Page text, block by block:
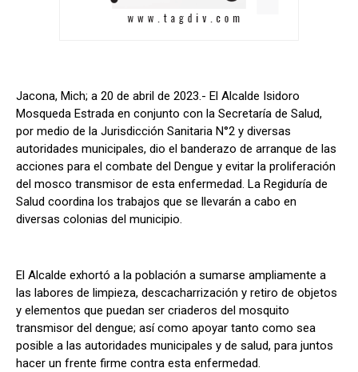
Jacona, Mich; a 20 de abril de 2023.- El Alcalde Isidoro
Mosqueda Estrada en conjunto con la Secretaría de Salud,
por medio de la Jurisdicción Sanitaria N°2 y diversas
autoridades municipales, dio el banderazo de arranque de las
acciones para el combate del Dengue y evitar la proliferación
del mosco transmisor de esta enfermedad. La Regiduría de
Salud coordina los trabajos que se llevarán a cabo en
diversas colonias del municipio.
El Alcalde exhortó a la población a sumarse ampliamente a
las labores de limpieza, descacharrización y retiro de objetos
y elementos que puedan ser criaderos del mosquito
transmisor del dengue; así como apoyar tanto como sea
posible a las autoridades municipales y de salud, para juntos
hacer un frente firme contra esta enfermedad.